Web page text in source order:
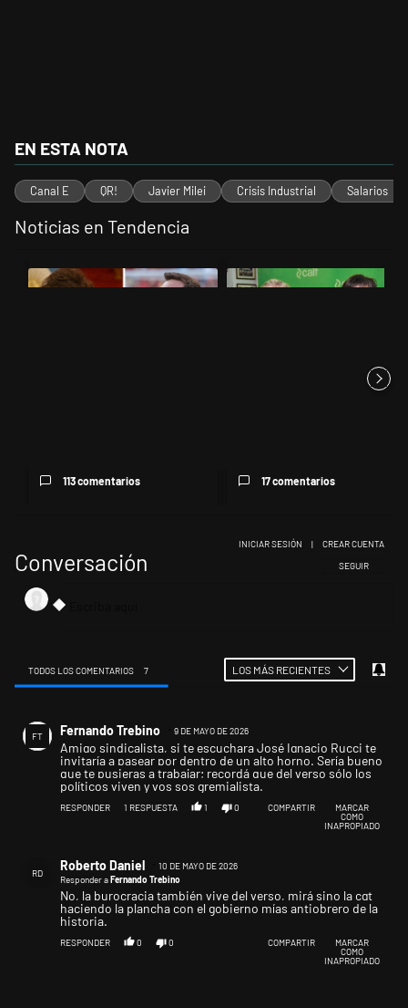
EN ESTA NOTA
Canal E QR! Javier Milei Crisis Industrial Salarios
Noticias en Tendencia
Un artículo de tendencia con el título "Milei despidió a Jorge Messi
113 comentarios
Un artículo de tendencia con el
17 comentarios
Conversación SIGA ESTA
SEGUIR
INICIAR SESIÓN | CREAR CUENTA
TODOS LOS COMENTARIOS 7 LOS MÁS RECIENTES
FT Fernando Trebino 9 DE MAYO DE 2026
Amigo sindicalista, si te escuchara José Ignacio Rucci te
invitaría a pasear por dentro de un alto horno. Sería bueno
que te pusieras a trabajar; recordá que del verso sólo los
políticos viven y vos sos gremialista.
RESPONDER 1 RESPUESTA 1 0 COMPARTIR
MARCAR
COMO
INAPROPIADO
RD
Roberto Daniel
10 DE MAYO DE 2026
Responder aFernando Trebino
No, la burocracia también vive del verso, mirá sino la cgt
haciendo la plancha con el gobierno mías antiobrero de la
historia.
RESPONDER 0 0 COMPARTIR
MARCAR
COMO
INAPROPIADO